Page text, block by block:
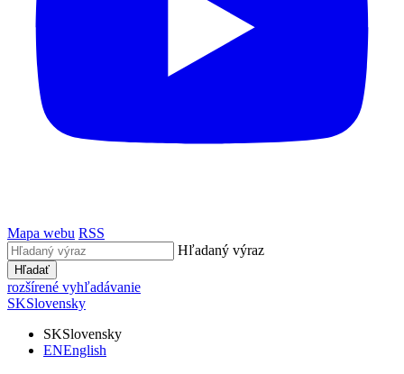
Mapa webu RSS
Hľadaný výraz
Hľadať
rozšírené vyhľadávanie
SKSlovensky
SKSlovensky
ENEnglish